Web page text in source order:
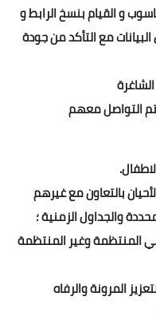
و القيام بنسخ الرابط و
مع التأكد من جودة
التواصل معهم
بالتعاون مع غيرهم
والجداول الزمنية ؛
المنتظمة وغير المنتظمة
المرونة والرفاه